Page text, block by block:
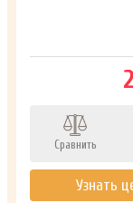
Сравнить
Узнать